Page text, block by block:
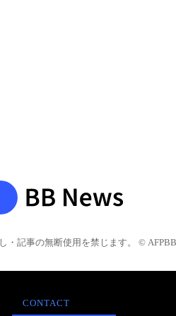
・記事の無断使用を禁じます。 © AFPBB
CONTACT